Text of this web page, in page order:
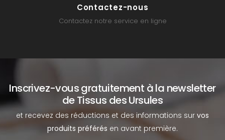
Contactez-nous
Contactez notre service en ligne
Inscrivez-vous gratuitement à la newsletter
de Tissus des Ursules
et recevez des réductions et des informations sur vos
produits préférés en avant première.